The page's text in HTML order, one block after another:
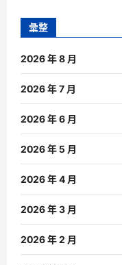
彙整
2026 年 8 月
2026 年 7 月
2026 年 6 月
2026 年 5 月
2026 年 4 月
2026 年 3 月
2026 年 2 月